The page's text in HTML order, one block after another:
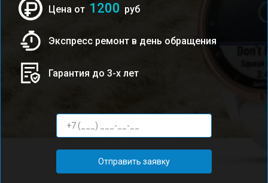
Цена от 1200 руб
Экспресс ремонт в день обращения
Гарантия до 3-х лет
Отправить заявку